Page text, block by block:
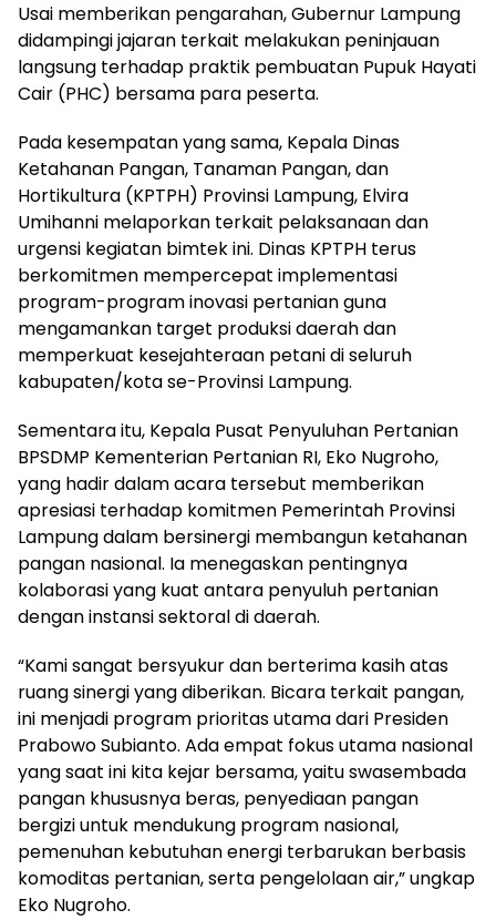
Usai memberikan pengarahan, Gubernur Lampung
didampingi jajaran terkait melakukan peninjauan
langsung terhadap praktik pembuatan Pupuk Hayati
Cair (PHC) bersama para peserta.
Pada kesempatan yang sama, Kepala Dinas
Ketahanan Pangan, Tanaman Pangan, dan
Hortikultura (KPTPH) Provinsi Lampung, Elvira
Umihanni melaporkan terkait pelaksanaan dan
urgensi kegiatan bimtek ini. Dinas KPTPH terus
berkomitmen mempercepat implementasi
program-program inovasi pertanian guna
mengamankan target produksi daerah dan
memperkuat kesejahteraan petani di seluruh
kabupaten/kota se-Provinsi Lampung.
Sementara itu, Kepala Pusat Penyuluhan Pertanian
BPSDMP Kementerian Pertanian RI, Eko Nugroho,
yang hadir dalam acara tersebut memberikan
apresiasi terhadap komitmen Pemerintah Provinsi
Lampung dalam bersinergi membangun ketahanan
pangan nasional. Ia menegaskan pentingnya
kolaborasi yang kuat antara penyuluh pertanian
dengan instansi sektoral di daerah.
“Kami sangat bersyukur dan berterima kasih atas
ruang sinergi yang diberikan. Bicara terkait pangan,
ini menjadi program prioritas utama dari Presiden
Prabowo Subianto. Ada empat fokus utama nasional
yang saat ini kita kejar bersama, yaitu swasembada
pangan khususnya beras, penyediaan pangan
bergizi untuk mendukung program nasional,
pemenuhan kebutuhan energi terbarukan berbasis
komoditas pertanian, serta pengelolaan air,” ungkap
Eko Nugroho.